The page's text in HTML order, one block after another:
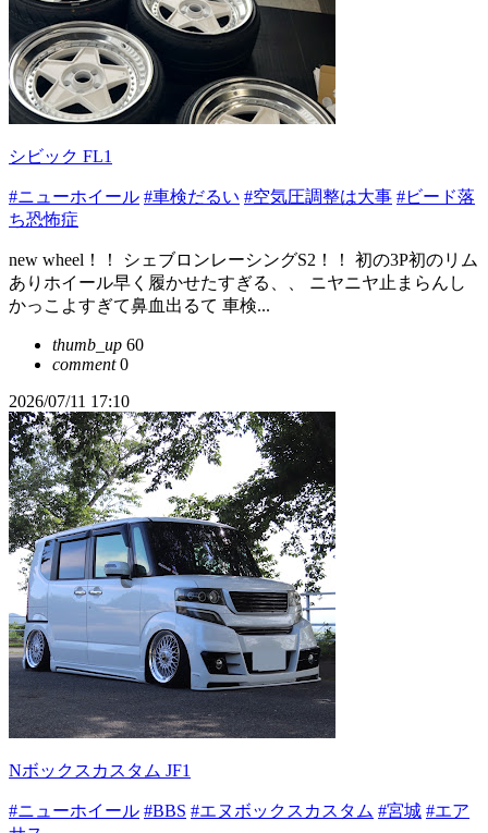
シビック FL1
#ニューホイール #車検だるい #空気圧調整は大事 #ビード落
ち恐怖症
new wheel！！ シェブロンレーシングS2！！ 初の3P初のリム
ありホイール早く履かせたすぎる、、 ニヤニヤ止まらんし
かっこよすぎて鼻血出るて 車検...
thumb_up 60
comment0
2026/07/11 17:10
Nボックスカスタム JF1
#ニューホイール #BBS #エヌボックスカスタム #宮城 #エア